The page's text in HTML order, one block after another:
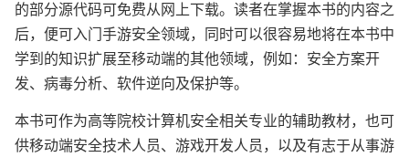
的部分源代码可免费从网上下载。读者在掌握本书的内容之
后，便可入门手游安全领域，同时可以很容易地将在本书中
学到的知识扩展至移动端的其他领域，例如：安全方案开
发、病毒分析、软件逆向及保护等。
本书可作为高等院校计算机安全相关专业的辅助教材，也可
供移动端安全技术人员、游戏开发人员，以及有志于从事游